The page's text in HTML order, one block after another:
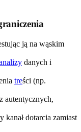
ją na wąskim
danych i
treści (np.
autentycznych,
kanał dotarcia zamiast